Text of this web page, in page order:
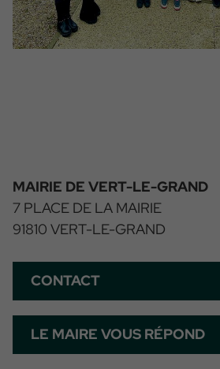
MAIRIE DE VERT-LE-GRAND
7 PLACE DE LA MAIRIE
91810 VERT-LE-GRAND
CONTACT
LE MAIRE VOUS RÉPOND